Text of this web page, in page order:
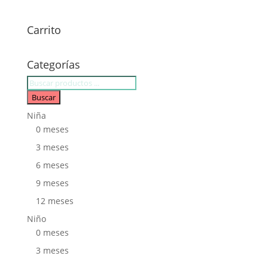
Carrito
Categorías
Búsqueda
de
Buscar
Niña
0 meses
3 meses
6 meses
9 meses
12 meses
Niño
0 meses
3 meses